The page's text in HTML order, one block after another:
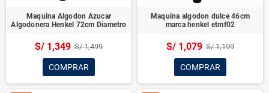
Maquina Algodon Azucar
Algodonera Henkel 72cm Diametro
S/ 1,349 S/ 1,499
COMPRAR
Maquina algodon dulce 46cm
marca henkel etmf02
S/ 1,079 S/ 1,199
COMPRAR